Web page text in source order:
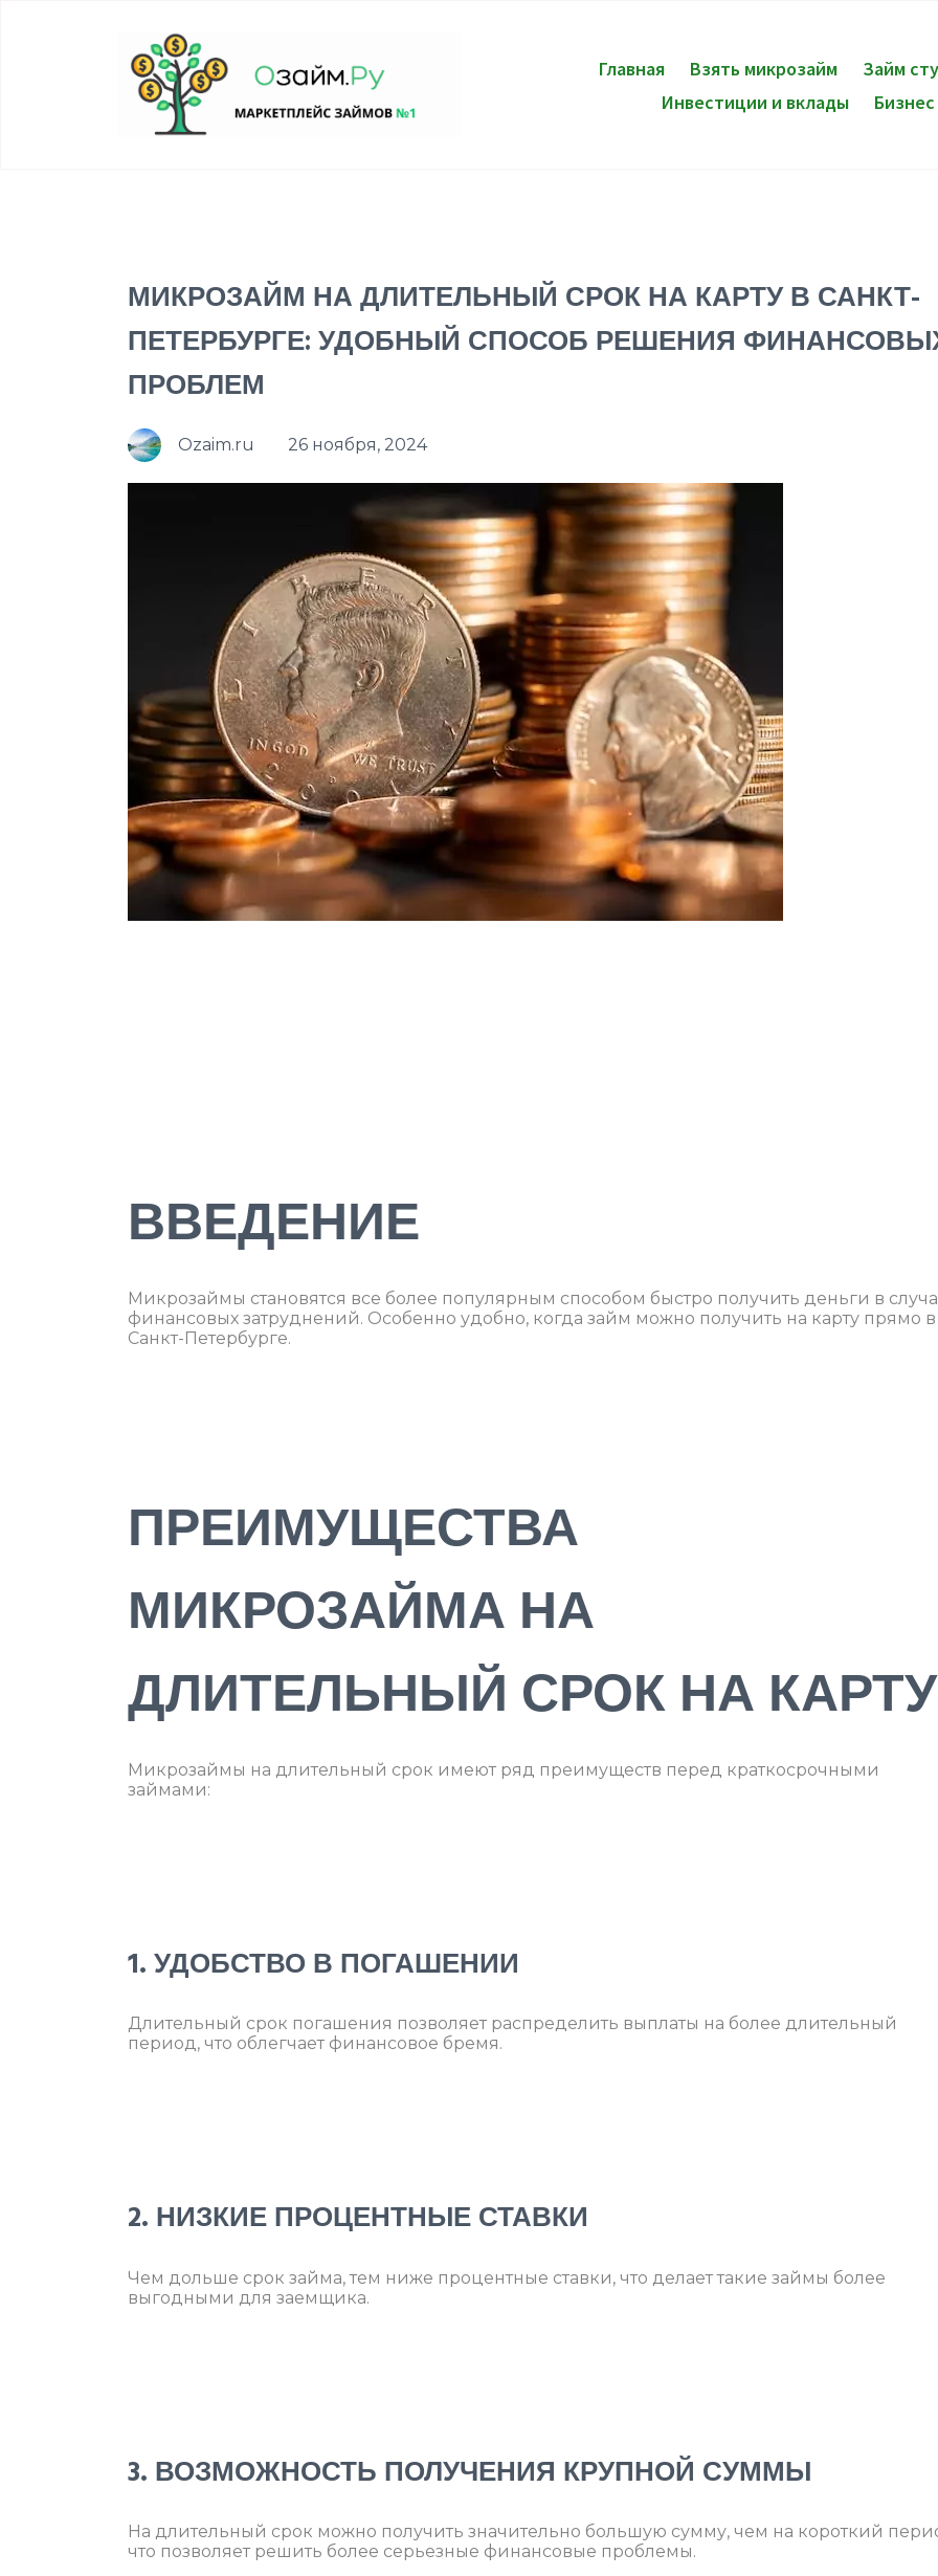
Главная Взять микрозайм
Займ
Инвестиции и вклады
Бизнес
МИКРОЗАЙМ НА ДЛИТЕЛЬНЫЙ СРОК НА КАРТУ В САНКТ-
ПЕТЕРБУРГЕ: УДОБНЫЙ СПОСОБ РЕШЕНИЯ
ПРОБЛЕМ
Ozaim.ru 26 ноября, 2024
ВВЕДЕНИЕ
Микрозаймы становятся все более популярным способом быстро получить деньги в
финансовых затруднений. Особенно удобно, когда займ можно получить на карту прямо в
Санкт-Петербурге.
ПРЕИМУЩЕСТВА
МИКРОЗАЙМА НА
ДЛИТЕЛЬНЫЙ СРОК НА КАРТУ
Микрозаймы на длительный срок имеют ряд преимуществ перед краткосрочными
займами:
1. УДОБСТВО В ПОГАШЕНИИ
Длительный срок погашения позволяет распределить выплаты на более длительный
период, что облегчает финансовое бремя.
2. НИЗКИЕ ПРОЦЕНТНЫЕ СТАВКИ
Чем дольше срок займа, тем ниже процентные ставки, что делает такие займы более
выгодными для заемщика.
3. ВОЗМОЖНОСТЬ ПОЛУЧЕНИЯ КРУПНОЙ СУММЫ
На длительный срок можно получить значительно большую сумму, чем на короткий
что позволяет решить более серьезные финансовые проблемы.